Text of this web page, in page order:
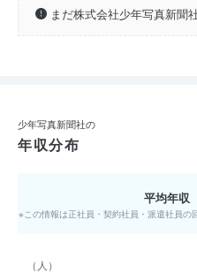
まだ株式会社少年写真新聞
少年写真新聞社の
年収分布
平均年収
※この情報は正社員・契約社員・派遣社員の
（人）